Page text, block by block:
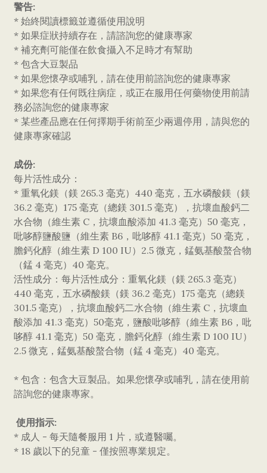
警告:
* 始終閱讀標籤並遵循使用說明
* 如果症狀持續存在，請諮詢您的健康專家
* 補充劑可能僅在飲食攝入不足時才有幫助
* 包含大豆製品
* 如果您懷孕或哺乳，請在使用前諮詢您的健康專家
* 如果您有任何既往病症，或正在服用任何藥物使用前請
務必諮詢您的健康專家
* 某些產品應在任何擇期手術前至少兩週停用，請與您的
健康專家確認
成份:
每片活性成分：
* 重氧化鎂（鎂 265.3 毫克）440 毫克，五水磷酸鎂（鎂
36.2 毫克）175 毫克（總鎂 301.5 毫克），抗壞血酸鈣二
水合物（維生素 C，抗壞血酸添加 41.3 毫克）50 毫克，
吡哆醇鹽酸鹽（維生素 B6，吡哆醇 41.1 毫克）50 毫克，
膽鈣化醇（維生素 D 100 IU）2.5 微克，錳氨基酸螯合物
（錳 4 毫克）40 毫克。
活性成分：每片活性成分：重氧化鎂（鎂 265.3 毫克）
440 毫克，五水磷酸鎂（鎂 36.2 毫克）175 毫克（總鎂
301.5 毫克），抗壞血酸鈣二水合物（維生素 C，抗壞血
酸添加 41.3 毫克）50毫克，鹽酸吡哆醇（維生素 B6，吡
哆醇 41.1 毫克）50 毫克，膽鈣化醇（維生素 D 100 IU）
2.5 微克，錳氨基酸螯合物（錳 4 毫克）40 毫克。
* 包含：包含大豆製品。如果您懷孕或哺乳，請在使用前
諮詢您的健康專家。
使用指示:
* 成人 - 每天隨餐服用 1 片，或遵醫囑。
* 18 歲以下的兒童 - 僅按照專業規定。